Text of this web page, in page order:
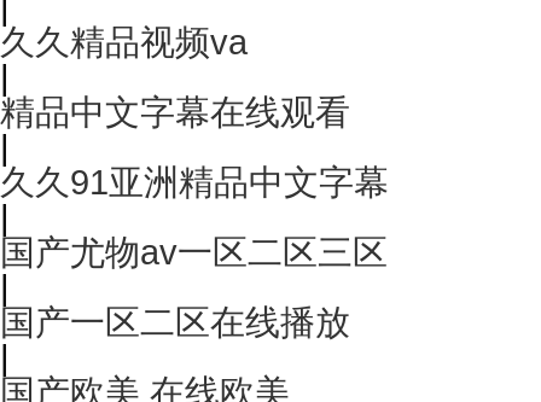
久久精品视频va
|
精品中文字幕在线观看
|
久久91亚洲精品中文字幕
|
国产尤物av一区二区三区
|
国产一区二区在线播放
|
国产欧美 在线欧美